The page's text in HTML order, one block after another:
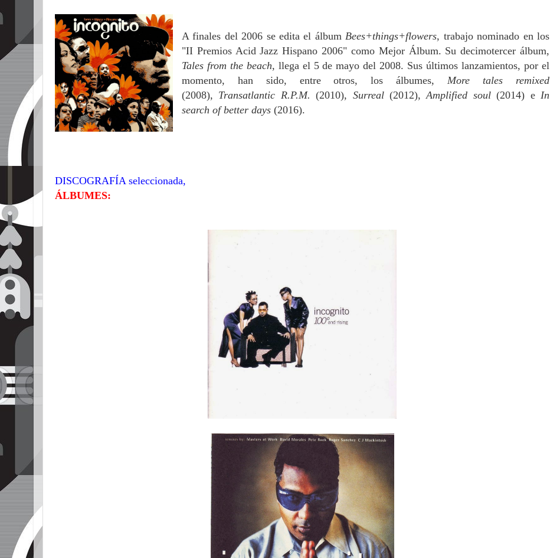
A finales del 2006 se edita el álbumBees+things+flowers, trabajo nominado en los
"II Premios Acid Jazz Hispano 2006" como Mejor Álbum. Su decimotercer álbum,
Tales from the beach, llega el 5 de mayo del 2008. Sus últimos lanzamientos, por el
momento, han sido, entre otros, los álbumes,More tales remixed
(2008), Transatlantic R.P.M.(2010), Surreal (2012),Amplified soul(2014) eIn
search of better days(2016).
DISCOGRAFÍA seleccionada,
ÁLBUMES: